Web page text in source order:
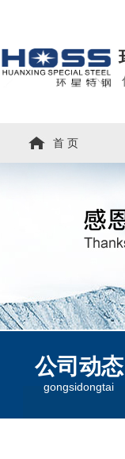
首 页
公司动态
gongsidongtai